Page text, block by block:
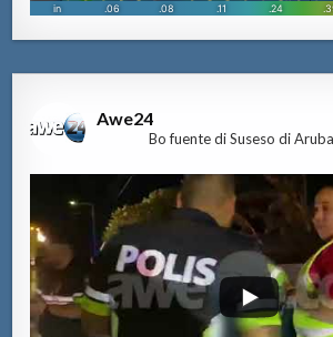
Awe24
Bo fuente di Suseso di